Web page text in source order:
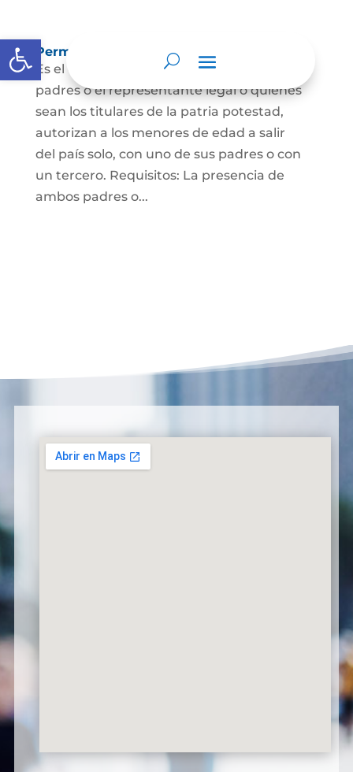
Abrir barra de herramientas
Permisos de salida de país temporal
Es el documento mediante el cual los
padres o el representante legal o quienes
sean los titulares de la patria potestad,
autorizan a los menores de edad a salir
del país solo, con uno de sus padres o con
un tercero. Requisitos: La presencia de
ambos padres o...